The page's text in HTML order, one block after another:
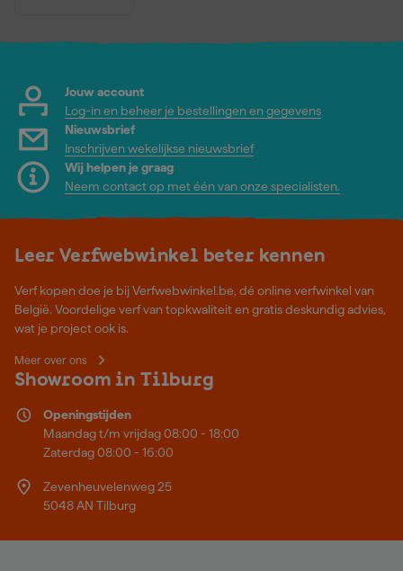
Jouw account
Log-in en beheer je bestellingen en gegevens
Nieuwsbrief
Inschrijven wekelijkse nieuwsbrief
Wij helpen je graag
Neem contact op met één van onze specialisten.
Leer Verfwebwinkel beter kennen
Verf kopen doe je bij Verfwebwinkel.be, dé online verfwinkel van
België. Voordelige verf van topkwaliteit en gratis deskundig advies,
wat je project ook is.
Meer over ons
Showroom in Tilburg
Openingstijden
Maandag t/m vrijdag 08:00 - 18:00
Zaterdag 08:00 - 16:00
Zevenheuvelenweg 25
5048 AN Tilburg